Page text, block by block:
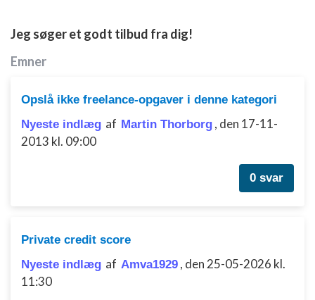
Jeg søger et godt tilbud fra dig!
Emner
Opslå ikke freelance-opgaver i denne kategori
Nyeste indlæg af Martin Thorborg , den 17-11-
2013 kl. 09:00
0 svar
Private credit score
Nyeste indlæg af Amva1929 , den 25-05-2026 kl.
11:30
placeringsoplysninger
Identificere enheder baseret på aktivt
anmodede oplysninger
Ikke-IAB-behandlingsformål:
Ydeevne